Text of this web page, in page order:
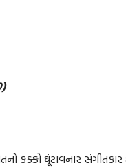
કક્કો ઘૂંટાવનાર